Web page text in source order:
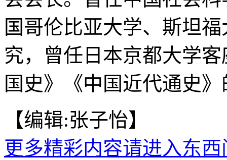
国哥伦比亚大学、斯坦
究，曾任日本京都大学
国史》《中国近代通史
【编辑:张子怡】
更多精彩内容请进入东西